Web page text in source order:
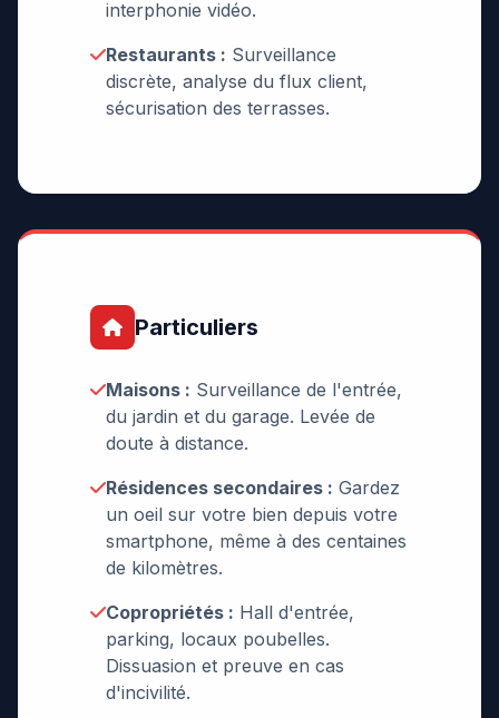
interphonie vidéo.
Restaurants : Surveillance
discrète, analyse du flux client,
sécurisation des terrasses.
Particuliers
Maisons : Surveillance de l'entrée,
du jardin et du garage. Levée de
doute à distance.
Résidences secondaires : Gardez
un oeil sur votre bien depuis votre
smartphone, même à des centaines
de kilomètres.
Copropriétés : Hall d'entrée,
parking, locaux poubelles.
Dissuasion et preuve en cas
d'incivilité.